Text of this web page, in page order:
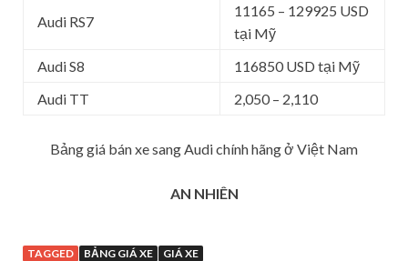
Audi RS7
11165 – 129925 USD
tại Mỹ
Audi S8
116850 USD tại Mỹ
Audi TT
2,050 – 2,110
Bảng giá bán xe sang Audi chính hãng ở Việt Nam
AN NHIÊN
TAGGED BẢNG GIÁ XE GIÁ XE